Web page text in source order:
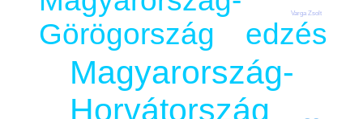
Magyarország-
Horvátország
edzés
Görögország
Varga Zsolt